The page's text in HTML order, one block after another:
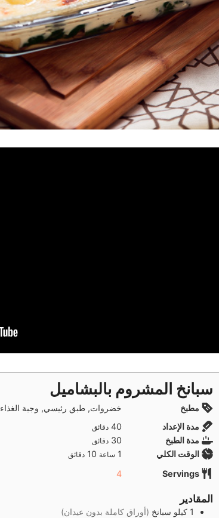
سبانخ المشروم بالبشاميل
مطبخ
خضروات, طبق رئيسي, وجبة الغذاء
مدة الإعداد
40دقائق
دقائق
مدة الطبخ 30دقائق
دقائق
الوقت الكلي 1ساعة
ساعة 10دقائق
دقائق
Servings
4
المقادير
1 كيلو سبانخ (أوراق كاملة بدون عيدان)